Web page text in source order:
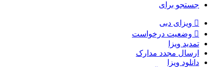
جستجو برای
ویزای دبی
وضعیت درخواست
تمدید ویزا
ارسال مجدد مدارک
دانلود ویزا